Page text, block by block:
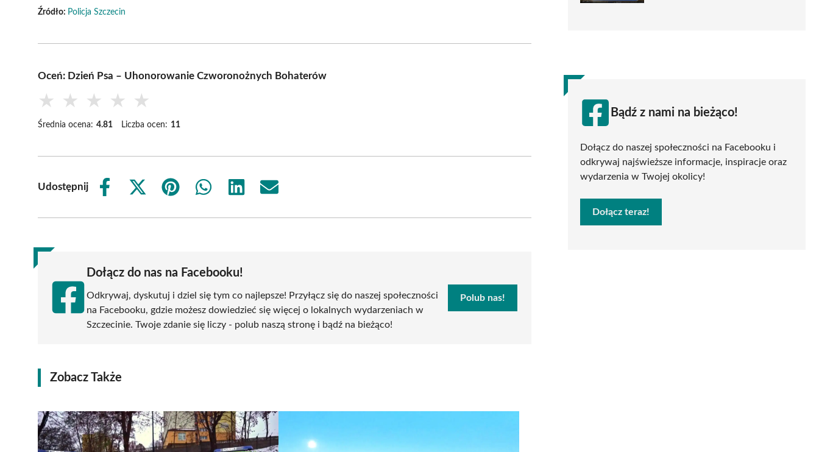
Źródło: Policja Szczecin
Oceń: Dzień Psa – Uhonorowanie Czworonożnych Bohaterów
★ ★ ★ ★ ★
Średnia ocena: 4.81 Liczba ocen: 11
Udostępnij
Share
Share
(Twitter)
Share
Share
Share
Share
Dołącz do nas na Facebooku!
Odkrywaj, dyskutuj i dziel się tym co najlepsze! Przyłącz się do naszej społeczności
na Facebooku, gdzie możesz dowiedzieć się więcej o lokalnych wydarzeniach w
Szczecinie. Twoje zdanie się liczy - polub naszą stronę i bądź na bieżąco!
Polub nas!
Zobacz Także
Bądź z nami na bieżąco!
Dołącz do naszej społeczności na Facebooku i
odkrywaj najświeższe informacje, inspiracje oraz
wydarzenia w Twojej okolicy!
Dołącz teraz!